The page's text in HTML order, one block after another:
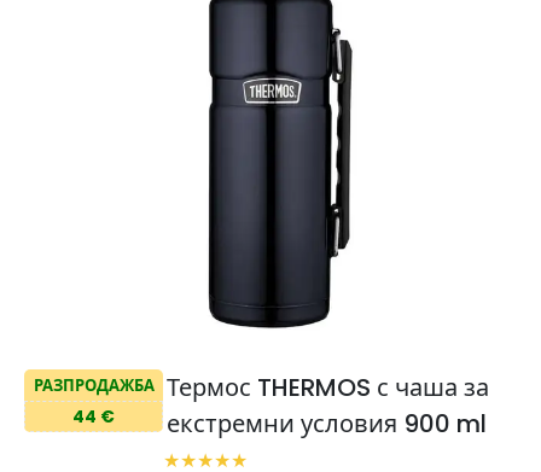
РАЗПРОДАЖБА
44 €
Термос THERMOS с чаша за
екстремни условия 900 ml